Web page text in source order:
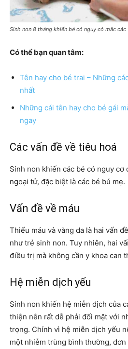
Sinh non 8 tháng khiến bé có nguy có mắc các
Có thể bạn quan tâm:
Tên hay cho bé trai – Những
nhất
Những cái tên hay cho bé gái
ngay
Các vấn đề về tiêu hoá
Sinh non khiến các bé có nguy cơ
ngoại tử, đặc biệt là các bé bú mẹ.
Vấn đề về máu
Thiếu máu và vàng da là hai vấn
như trẻ sinh non. Tuy nhiên, hai
điều trị mà không cần y khoa can
Hệ miễn dịch yếu
Sinh non khiến hệ miễn dịch của
thiện nên rất dễ phải đối mặt với
trọng. Chính vì hệ miễn dịch yếu
một nhiễm trùng bình thường,